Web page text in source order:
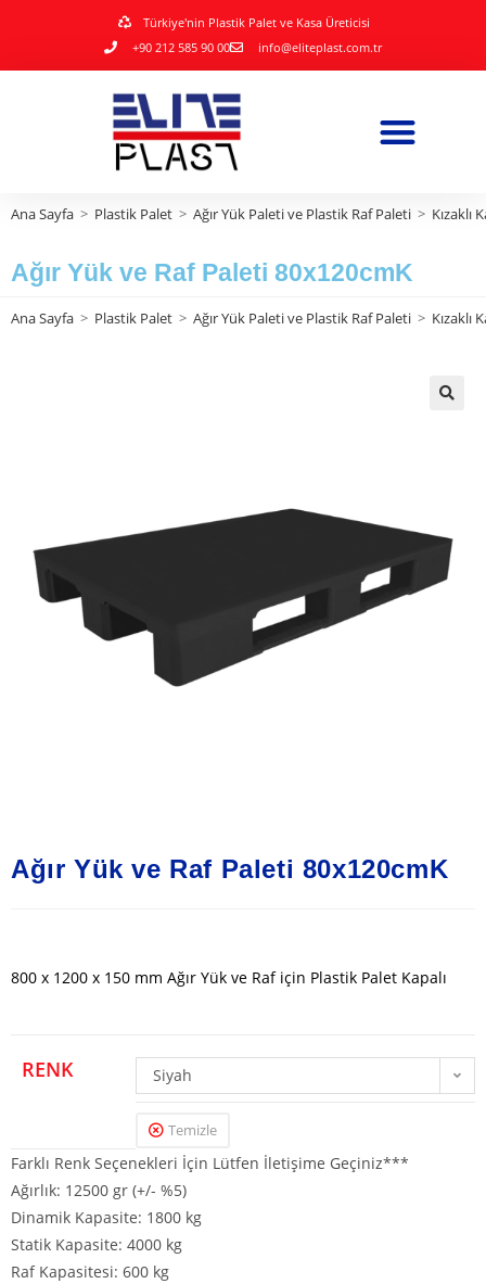
Türkiye'nin Plastik Palet ve Kasa Üreticisi
+90 212 585 90 00
info@eliteplast.com.tr
Ana Sayfa > Plastik Palet > Ağır Yük Paleti ve Plastik Raf Paleti > Kızaklı
Ağır Yük ve Raf Paleti 80x120cmK
Ana Sayfa > Plastik Palet > Ağır Yük Paleti ve Plastik Raf Paleti > Kızaklı
Ağır Yük ve Raf Paleti 80x120cmK
800 x 1200 x 150 mm Ağır Yük ve Raf için Plastik Palet Kapalı
RENK Siyah
Temizle
Farklı Renk Seçenekleri İçin Lütfen İletişime Geçiniz***
Ağırlık: 12500 gr (+/- %5)
Dinamik Kapasite: 1800 kg
Statik Kapasite: 4000 kg
Raf Kapasitesi: 600 kg